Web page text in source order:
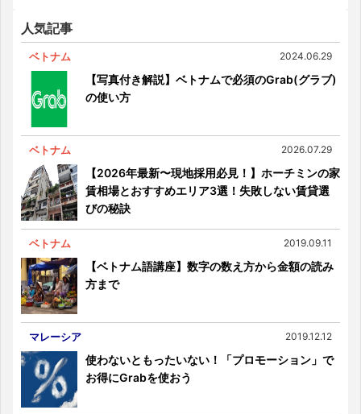
人気記事
ベトナム 2024.06.29
【写真付き解説】ベトナムで必須のGrab(グラブ)
の使い方
ベトナム 2026.07.29
【2026年最新〜現地採用必見！】ホーチミンの家
賃相場とおすすめエリア3選！失敗しない賃貸選
びの秘訣
ベトナム 2019.09.11
【ベトナム語講座】数字の数え方から金額の読み
方まで
マレーシア 2019.12.12
使わないともったいない！「プロモーション」で
お得にGrabを使おう